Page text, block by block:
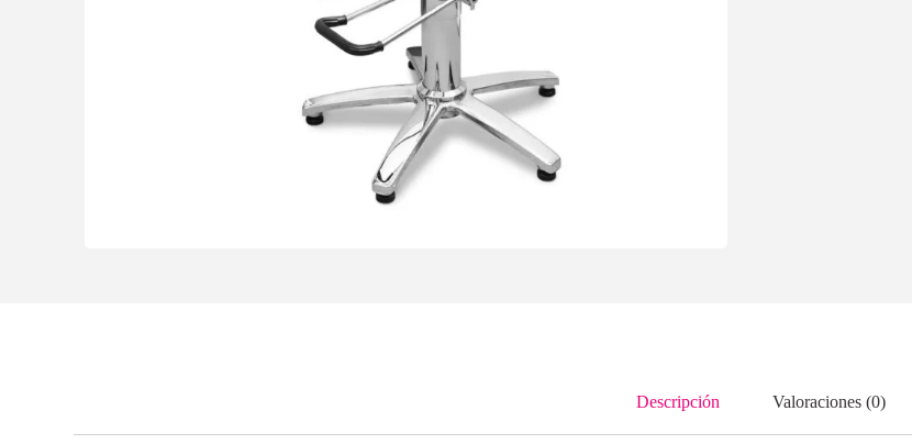
Descripción Valoraciones (0)